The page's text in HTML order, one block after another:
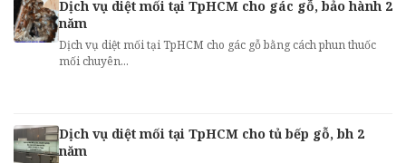
Dịch vụ diệt mối tại TpHCM cho gác gỗ, bảo hành 2
năm
Dịch vụ diệt mối tại TpHCM cho gác gỗ bằng cách phun thuốc
mối chuyên...
Dịch vụ diệt mối tại TpHCM cho tủ bếp gỗ, bh 2
năm